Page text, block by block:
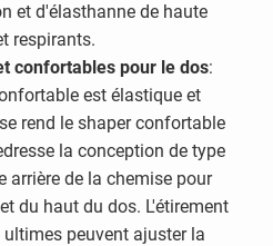
et d'élasthanne de haute
respirants.
confortables pour le dos:
est élastique et
rend le shaper confortable
la conception de type
arrière de la chemise pour
du haut du dos. L'étirement
peuvent ajuster la